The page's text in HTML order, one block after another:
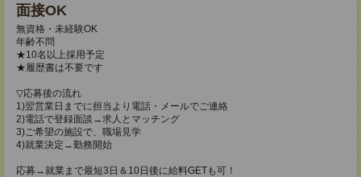
面接OK
無資格・未経験OK
年齢不問
★10名以上採用予定
★履歴書は不要です
▽応募後の流れ
1)翌営業日までに担当より電話・メールでご連絡
2)電話で登録面談→求人とマッチング
3)ご希望の施設で、職場見学
4)就業決定→勤務開始
応募→就業まで最短3日＆10日後に給料GETも可！